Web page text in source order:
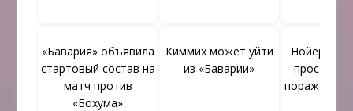
«Бавария» объявила
стартовый состав на
матч против
«Бохума»
Киммих может уйти
из «Баварии»
Нойер:
поражения